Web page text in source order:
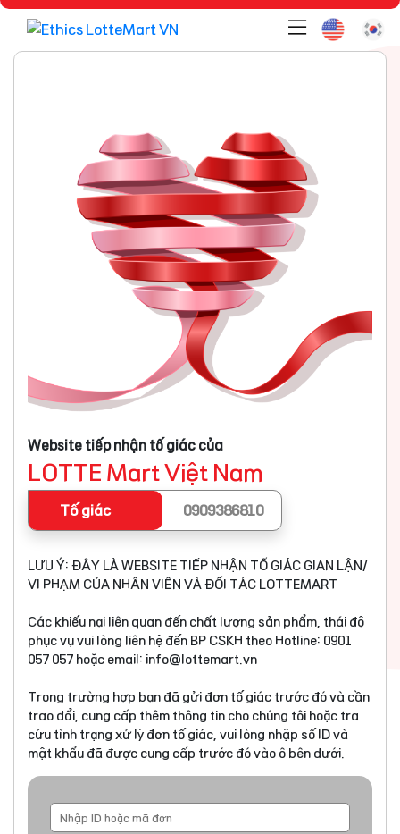
Website tiếp nhận tố giác của
LOTTE Mart Việt Nam
Tố giác 0909386810
LƯU Ý: ĐÂY LÀ WEBSITE TIẾP NHẬN TỐ GIÁC GIAN LẬN/
VI PHẠM CỦA NHÂN VIÊN VÀ ĐỐI TÁC LOTTEMART
Các khiếu nại liên quan đến chất lượng sản phẩm, thái độ
phục vụ vui lòng liên hệ đến BP CSKH theo Hotline: 0901
057 057 hoặc email: info@lottemart.vn
Trong trường hợp bạn đã gửi đơn tố giác trước đó và cần
trao đổi, cung cấp thêm thông tin cho chúng tôi hoặc tra
cứu tình trạng xử lý đơn tố giác, vui lòng nhập số ID và
mật khẩu đã được cung cấp trước đó vào ô bên dưới.